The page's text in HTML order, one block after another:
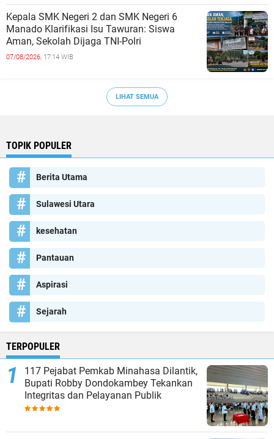
Kepala SMK Negeri 2 dan SMK Negeri 6
Manado Klarifikasi Isu Tawuran: Siswa
Aman, Sekolah Dijaga TNI-Polri
07/08/2026, 17:14 WIB
LIHAT SEMUA
TOPIK POPULER
Berita Utama
Sulawesi Utara
kesehatan
Pantauan
Aspirasi
Sejarah
TERPOPULER
117 Pejabat Pemkab Minahasa Dilantik,
Bupati Robby Dondokambey Tekankan
Integritas dan Pelayanan Publik